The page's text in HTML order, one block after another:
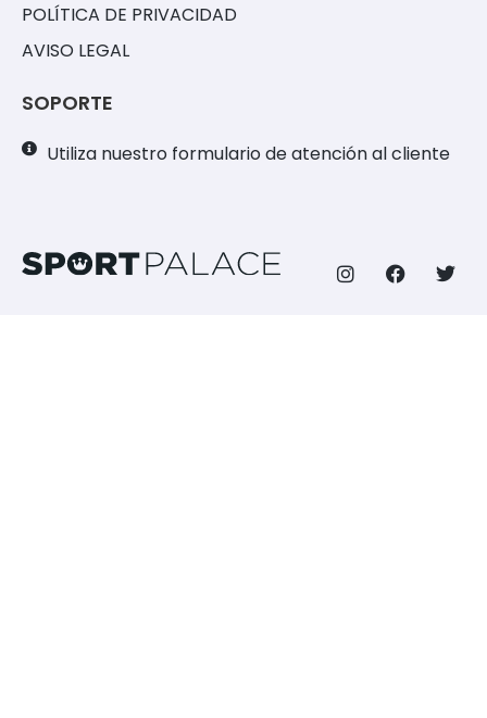
POLÍTICA DE PRIVACIDAD
AVISO LEGAL
SOPORTE
Utiliza nuestro formulario de atención al cliente